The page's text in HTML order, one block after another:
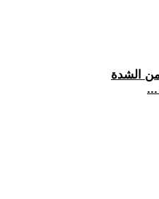
من الشدة
...